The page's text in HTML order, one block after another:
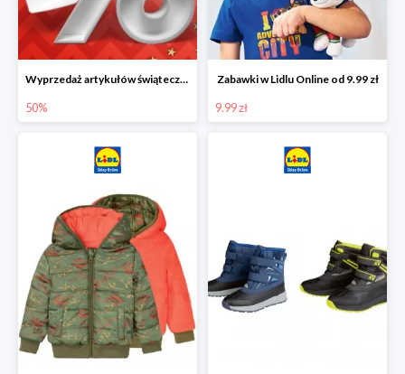
Wyprzedaż artykułów świątecznych w Lidlu Online
50%
Zabawki w Lidlu Online od 9.99 zł
9.99 zł